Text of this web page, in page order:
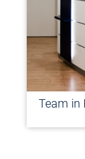
Team in